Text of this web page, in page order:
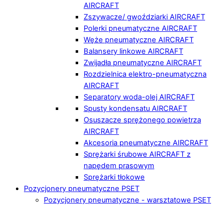
AIRCRAFT
Zszywacze/ gwoździarki AIRCRAFT
Polerki pneumatyczne AIRCRAFT
Węże pneumatyczne AIRCRAFT
Balansery linkowe AIRCRAFT
Zwijadła pneumatyczne AIRCRAFT
Rozdzielnica elektro-pneumatyczna
AIRCRAFT
Separatory woda-olej AIRCRAFT
Spusty kondensatu AIRCRAFT
Osuszacze sprężonego powietrza
AIRCRAFT
Akcesoria pneumatyczne AIRCRAFT
Sprężarki śrubowe AIRCRAFT z
napędem prasowym
Sprężarki tłokowe
Pozycjonery pneumatyczne PSET
Pozycjonery pneumatyczne - warsztatowe PSET